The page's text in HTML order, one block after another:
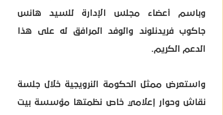
وباسم أعضاء مجلس الإدارة للسيد هانس
جاكوب فريدنلوند والوفد المرافق له على هذا
الدعم الكريم.
واستعرض ممثل الحكومة النرويجية خلال جلسة
نقاش وحوار إعلامي خاص نظمتها مؤسسة بيت